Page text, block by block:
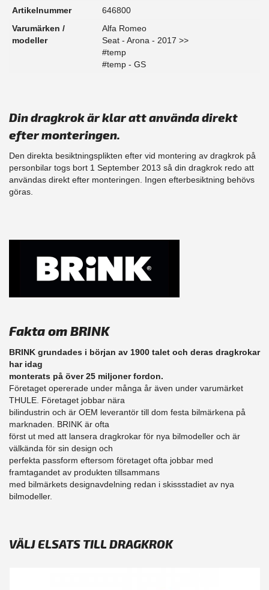
Artikelnummer
646800
Varumärken /
modeller
Alfa Romeo
Seat - Arona - 2017 >>
#temp
#temp - GS
Din dragkrok är klar att använda direkt
efter monteringen.
Den direkta besiktningsplikten efter vid montering av dragkrok på
personbilar togs bort 1 September 2013 så din dragkrok redo att
användas direkt efter monteringen. Ingen efterbesiktning behövs
göras.
Fakta om BRINK
BRINK grundades i början av 1900 talet och deras dragkrokar
har idag
monterats på över 25 miljoner fordon.
Företaget opererade under många år även under varumärket
THULE. Företaget jobbar nära
bilindustrin och är OEM leverantör till dom festa bilmärkena på
marknaden. BRINK är ofta
först ut med att lansera dragkrokar för nya bilmodeller och är
välkända för sin design och
perfekta passform eftersom företaget ofta jobbar med
framtagandet av produkten tillsammans
med bilmärkets designavdelning redan i skissstadiet av nya
bilmodeller.
VÄLJ ELSATS TILL DRAGKROK